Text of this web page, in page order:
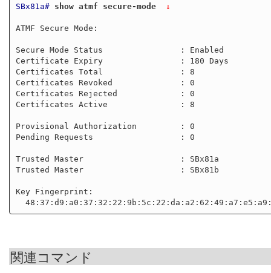
SBx81a# show atmf secure-mode ↓
ATMF Secure Mode:
Secure Mode Status                : Enabled
Certificate Expiry                : 180 Days
Certificates Total                : 8
Certificates Revoked              : 0
Certificates Rejected             : 0
Certificates Active               : 8
Provisional Authorization         : 0
Pending Requests                  : 0
Trusted Master                    : SBx81a
Trusted Master                    : SBx81b
Key Fingerprint:
関連コマンド